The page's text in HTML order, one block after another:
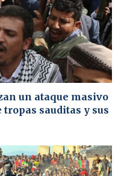
un ataque masivo
sauditas y sus